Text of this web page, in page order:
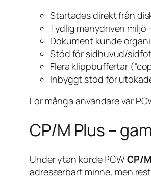
Startades direkt från
Tydlig menydriven miljö
Dokument kunde
Stöd för sidhuvud/
Flera klippbuffertar
Inbyggt stöd för
För många användarevar
CP/M Plus –
Under ytan körde PCWCP/
adresserbart minne, men